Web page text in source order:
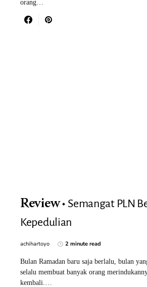
orang…
Review
Semangat PLN
Kepedulian
achihartoyo 2 minute read
Bulan Ramadan baru saja berlalu, bulan
selalu membuat banyak orang
kembali.…